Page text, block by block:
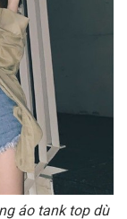
áo tank top dù